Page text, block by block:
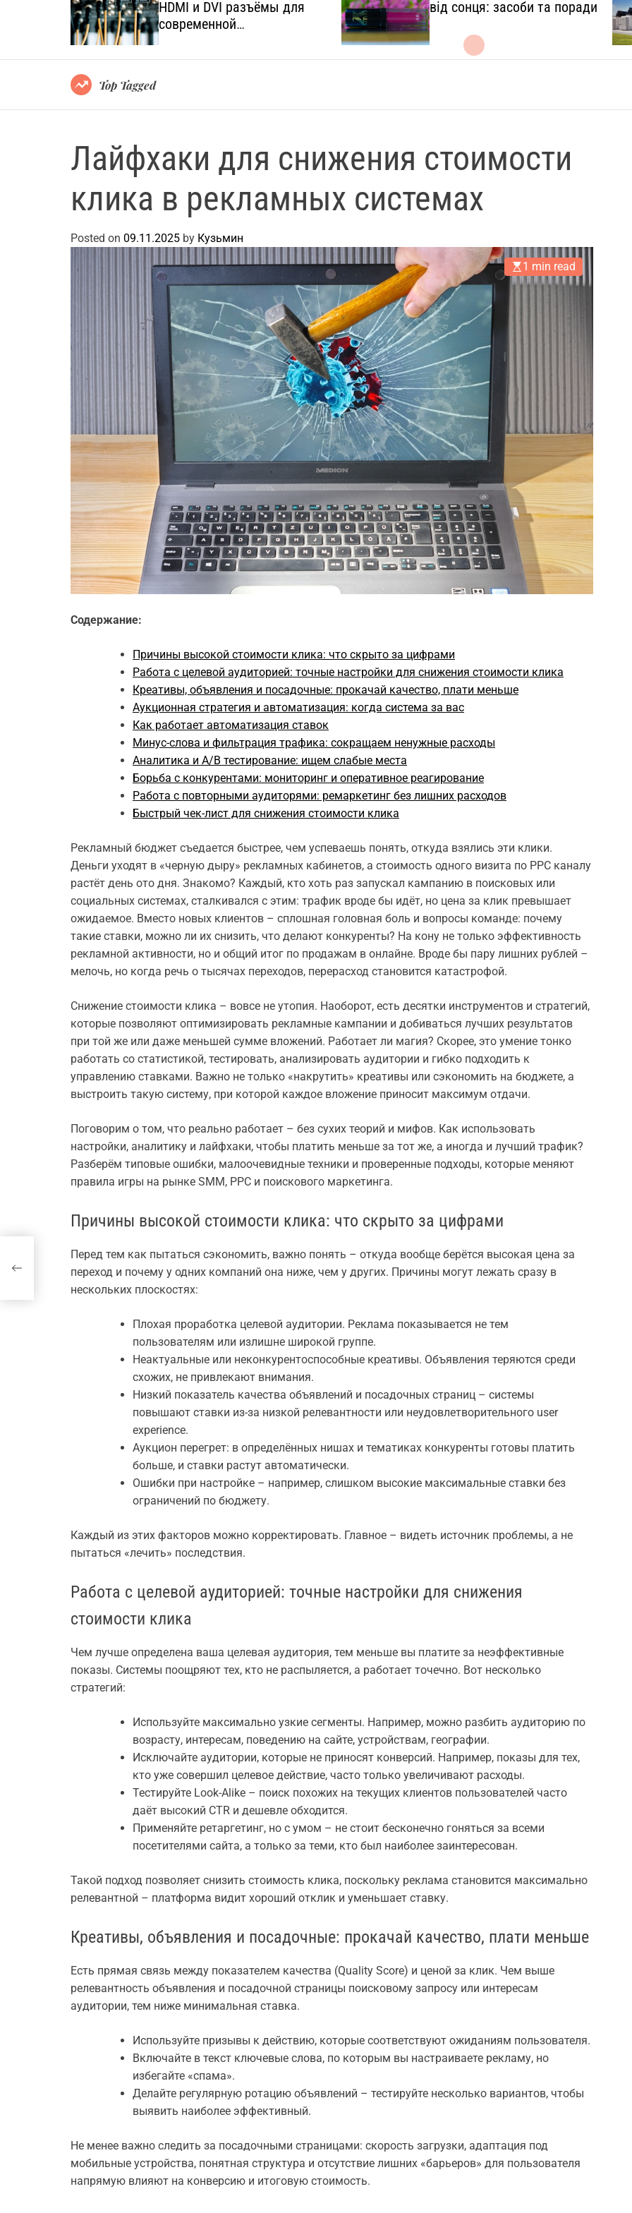
l
.
c
o
u
HDMI и DVI разъёмы для
современной
мультимедийной техники
від сонця: засоби та поради
Top Tagged
Лайфхаки для снижения стоимости
клика в рекламных системах
Posted on 09.11.2025 by Кузьмин
1 min read
Содержание:
Причины высокой стоимости клика: что скрыто за цифрами
Работа с целевой аудиторией: точные настройки для снижения стоимости клика
Креативы, объявления и посадочные: прокачай качество, плати меньше
Аукционная стратегия и автоматизация: когда система за вас
Как работает автоматизация ставок
Минус-слова и фильтрация трафика: сокращаем ненужные расходы
Аналитика и A/B тестирование: ищем слабые места
Борьба с конкурентами: мониторинг и оперативное реагирование
Работа с повторными аудиторями: ремаркетинг без лишних расходов
Быстрый чек-лист для снижения стоимости клика
Рекламный бюджет съедается быстрее, чем успеваешь понять, откуда взялись эти клики.
Деньги уходят в «черную дыру» рекламных кабинетов, а стоимость одного визита по PPC каналу
растёт день ото дня. Знакомо? Каждый, кто хоть раз запускал кампанию в поисковых или
социальных системах, сталкивался с этим: трафик вроде бы идёт, но цена за клик превышает
ожидаемое. Вместо новых клиентов – сплошная головная боль и вопросы команде: почему
такие ставки, можно ли их снизить, что делают конкуренты? На кону не только эффективность
рекламной активности, но и общий итог по продажам в онлайне. Вроде бы пару лишних рублей –
мелочь, но когда речь о тысячах переходов, перерасход становится катастрофой.
Снижение стоимости клика – вовсе не утопия. Наоборот, есть десятки инструментов и стратегий,
которые позволяют оптимизировать рекламные кампании и добиваться лучших результатов
при той же или даже меньшей сумме вложений. Работает ли магия? Скорее, это умение тонко
работать со статистикой, тестировать, анализировать аудитории и гибко подходить к
управлению ставками. Важно не только «накрутить» креативы или сэкономить на бюджете, а
выстроить такую систему, при которой каждое вложение приносит максимум отдачи.
Поговорим о том, что реально работает – без сухих теорий и мифов. Как использовать
настройки, аналитику и лайфхаки, чтобы платить меньше за тот же, а иногда и лучший трафик?
Разберём типовые ошибки, малоочевидные техники и проверенные подходы, которые меняют
правила игры на рынке SMM, PPC и поискового маркетинга.
Причины высокой стоимости клика: что скрыто за цифрами
Перед тем как пытаться сэкономить, важно понять – откуда вообще берётся высокая цена за
переход и почему у одних компаний она ниже, чем у других. Причины могут лежать сразу в
нескольких плоскостях:
Плохая проработка целевой аудитории. Реклама показывается не тем
пользователям или излишне широкой группе.
Неактуальные или неконкурентоспособные креативы. Объявления теряются среди
схожих, не привлекают внимания.
Низкий показатель качества объявлений и посадочных страниц – системы
повышают ставки из-за низкой релевантности или неудовлетворительного user
experience.
Аукцион перегрет: в определённых нишах и тематиках конкуренты готовы платить
больше, и ставки растут автоматически.
Ошибки при настройке – например, слишком высокие максимальные ставки без
ограничений по бюджету.
Каждый из этих факторов можно корректировать. Главное – видеть источник проблемы, а не
пытаться «лечить» последствия.
Работа с целевой аудиторией: точные настройки для снижения
стоимости клика
Чем лучше определена ваша целевая аудитория, тем меньше вы платите за неэффективные
показы. Системы поощряют тех, кто не распыляется, а работает точечно. Вот несколько
стратегий:
Используйте максимально узкие сегменты. Например, можно разбить аудиторию по
возрасту, интересам, поведению на сайте, устройствам, географии.
Исключайте аудитории, которые не приносят конверсий. Например, показы для тех,
кто уже совершил целевое действие, часто только увеличивают расходы.
Тестируйте Look-Alike – поиск похожих на текущих клиентов пользователей часто
даёт высокий CTR и дешевле обходится.
Применяйте ретаргетинг, но с умом – не стоит бесконечно гоняться за всеми
посетителями сайта, а только за теми, кто был наиболее заинтересован.
Такой подход позволяет снизить стоимость клика, поскольку реклама становится максимально
релевантной – платформа видит хороший отклик и уменьшает ставку.
Креативы, объявления и посадочные: прокачай качество, плати меньше
Есть прямая связь между показателем качества (Quality Score) и ценой за клик. Чем выше
релевантность объявления и посадочной страницы поисковому запросу или интересам
аудитории, тем ниже минимальная ставка.
Используйте призывы к действию, которые соответствуют ожиданиям пользователя.
Включайте в текст ключевые слова, по которым вы настраиваете рекламу, но
избегайте «спама».
Делайте регулярную ротацию объявлений – тестируйте несколько вариантов, чтобы
выявить наиболее эффективный.
Не менее важно следить за посадочными страницами: скорость загрузки, адаптация под
мобильные устройства, понятная структура и отсутствие лишних «барьеров» для пользователя
напрямую влияют на конверсию и итоговую стоимость.